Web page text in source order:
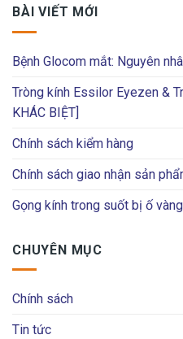
BÀI VIẾT MỚI
Bệnh Glocom mắt: Nguyên
Tròng kính Essilor Eyezen &
KHÁC BIỆT]
Chính sách kiểm hàng
Chính sách giao nhận sản
Gọng kính trong suốt bị ố
CHUYÊN MỤC
Chính sách
Tin tức